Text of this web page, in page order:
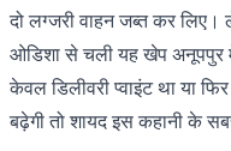
दो लग्जरी वाहन जब्त कर
ओडिशा से चली यह खेप अनूपपुर
केवल डिलीवरी प्वाइंट था या
बढ़ेगी तो शायद इस कहानी के